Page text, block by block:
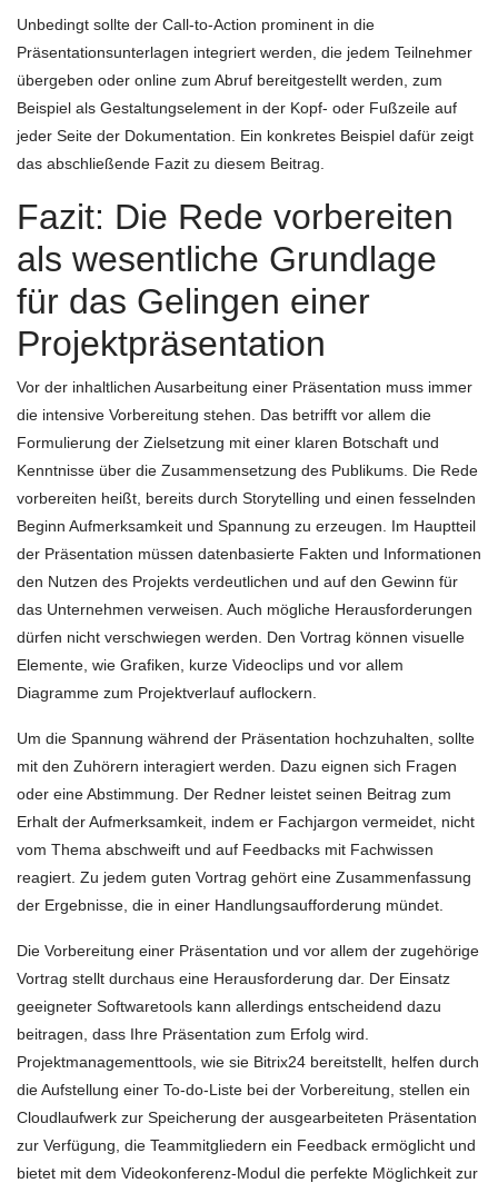
Unbedingt sollte der Call-to-Action prominent in die
Präsentationsunterlagen integriert werden, die jedem Teilnehmer
übergeben oder online zum Abruf bereitgestellt werden, zum
Beispiel als Gestaltungselement in der Kopf- oder Fußzeile auf
jeder Seite der Dokumentation. Ein konkretes Beispiel dafür zeigt
das abschließende Fazit zu diesem Beitrag.
Fazit: Die Rede vorbereiten
als wesentliche Grundlage
für das Gelingen einer
Projektpräsentation
Vor der inhaltlichen Ausarbeitung einer Präsentation muss immer
die intensive Vorbereitung stehen. Das betrifft vor allem die
Formulierung der Zielsetzung mit einer klaren Botschaft und
Kenntnisse über die Zusammensetzung des Publikums. Die Rede
vorbereiten heißt, bereits durch Storytelling und einen fesselnden
Beginn Aufmerksamkeit und Spannung zu erzeugen. Im Hauptteil
der Präsentation müssen datenbasierte Fakten und Informationen
den Nutzen des Projekts verdeutlichen und auf den Gewinn für
das Unternehmen verweisen. Auch mögliche Herausforderungen
dürfen nicht verschwiegen werden. Den Vortrag können visuelle
Elemente, wie Grafiken, kurze Videoclips und vor allem
Diagramme zum Projektverlauf auflockern.
Um die Spannung während der Präsentation hochzuhalten, sollte
mit den Zuhörern interagiert werden. Dazu eignen sich Fragen
oder eine Abstimmung. Der Redner leistet seinen Beitrag zum
Erhalt der Aufmerksamkeit, indem er Fachjargon vermeidet, nicht
vom Thema abschweift und auf Feedbacks mit Fachwissen
reagiert. Zu jedem guten Vortrag gehört eine Zusammenfassung
der Ergebnisse, die in einer Handlungsaufforderung mündet.
Die Vorbereitung einer Präsentation und vor allem der zugehörige
Vortrag stellt durchaus eine Herausforderung dar. Der Einsatz
geeigneter Softwaretools kann allerdings entscheidend dazu
beitragen, dass Ihre Präsentation zum Erfolg wird.
Projektmanagementtools, wie sie Bitrix24 bereitstellt, helfen durch
die Aufstellung einer To-do-Liste bei der Vorbereitung, stellen ein
Cloudlaufwerk zur Speicherung der ausgearbeiteten Präsentation
zur Verfügung, die Teammitgliedern ein Feedback ermöglicht und
bietet mit dem Videokonferenz-Modul die perfekte Möglichkeit zur